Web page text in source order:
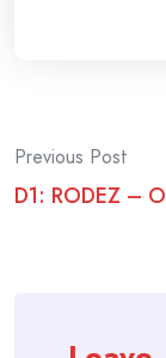
Post
Previous Post
D1: RODEZ –